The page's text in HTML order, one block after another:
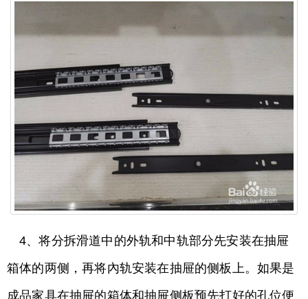
4、将分拆滑道中的外轨和中轨部分先安装在抽屉
箱体的两侧，再将內轨安装在抽屉的侧板上。如果是
成品家具在抽屉的箱体和抽屉侧板预先打好的孔位便